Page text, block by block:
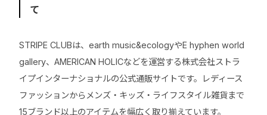
て
STRIPE CLUBは、earth music&ecologyやE hyphen world
gallery、AMERICAN HOLICなどを運営する株式会社ストラ
イプインターナショナルの公式通販サイトです。レディース
ファッションからメンズ・キッズ・ライフスタイル雑貨まで
15ブランド以上のアイテムを幅広く取り揃えています。